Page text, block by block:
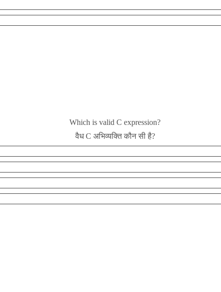
Which is valid C expression?
वैध C अभिव्यक्ति कौन सी है?